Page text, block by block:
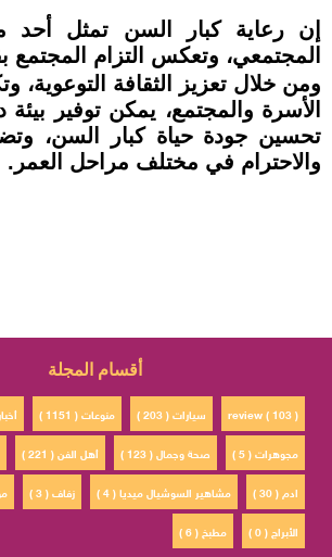
إن رعاية كبار السن تمثل أحد
المجتمعي، وتعكس التزام المجتمع
ومن خلال تعزيز الثقافة التوعوية،
الأسرة والمجتمع، يمكن توفير
تحسين جودة حياة كبار السن،
والاحترام في مختلف مراحل العمر.
أقسام المجلة
منوعات ( 1151 ) سيارات ( 203 )
review ( 103 )
أهل الفن ( 221 ) صحة وجمال ( 123 )
مجوهرات ( 5 )
زفاف ( 3 ) مشاهير السوشيال ميديا ( 4 )
ادم ( 30 )
مطبخ ( 6 )
الأبراج ( 0 )